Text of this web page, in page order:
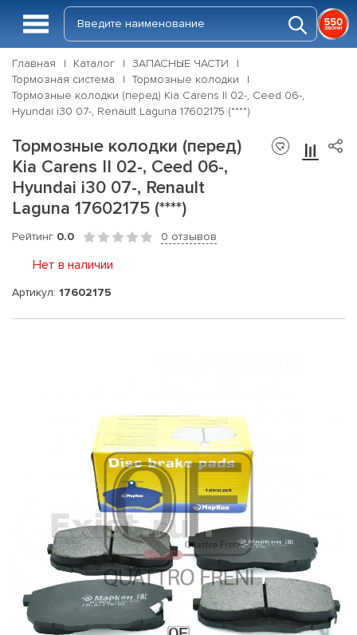
Главная Каталог
ЗАПАСНЫЕ ЧАСТИ
Тормозная система
Тормозные колодки
Тормозные колодки (перед) Kia Carens II 02-, Ceed 06-,
Hyundai i30 07-, Renault Laguna 17602175 (****)
Тормозные колодки (перед)
Kia Carens II 02-, Ceed 06-,
Hyundai i30 07-, Renault
Laguna 17602175 (****)
Рейтинг 0.0 0 отзывов
Нет в наличии
Артикул: 17602175